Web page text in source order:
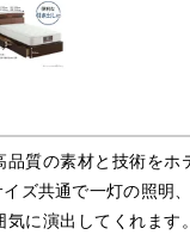
質の素材と技術をホ
ズ共通で一灯の照明
に演出してくれます